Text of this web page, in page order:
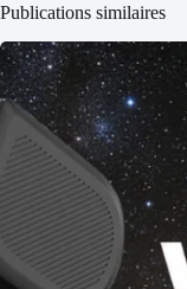
Publications similaires